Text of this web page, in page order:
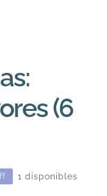
(6
1 disponibles